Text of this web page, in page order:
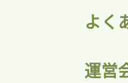
よく
運営